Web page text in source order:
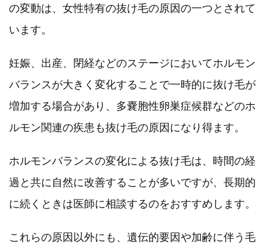
の変動は、女性特有の抜け毛の原因の一つとされて
います。
妊娠、出産、閉経などのステージにおいてホルモン
バランスが大きく変化することで一時的に抜け毛が
増加する場合があり、多嚢胞性卵巣症候群などのホ
ルモン関連の疾患も抜け毛の原因になり得ます。
ホルモンバランスの変化による抜け毛は、時間の経
過と共に自然に改善することが多いですが、長期的
に続くときは医師に相談するのをおすすめします。
これらの原因以外にも、遺伝的要因や加齢に伴う毛